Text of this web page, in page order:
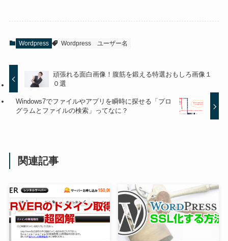
Wordpress Wordpress ユーザー名
頑張れる面白画像！腹筋を鍛える特選おもしろ画像１
０選
Windows7でファイルやアプリを瞬時に探せる「プロ
グラムとファイルの検索」ってなに？
関連記事